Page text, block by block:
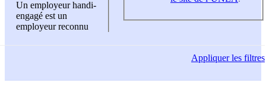
Un employeur handi-
engagé est un
employeur reconnu
Appliquerles filtres